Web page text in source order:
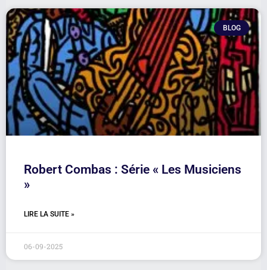
BLOG
Robert Combas : Série « Les Musiciens
»
LIRE LA SUITE »
06-09-2025